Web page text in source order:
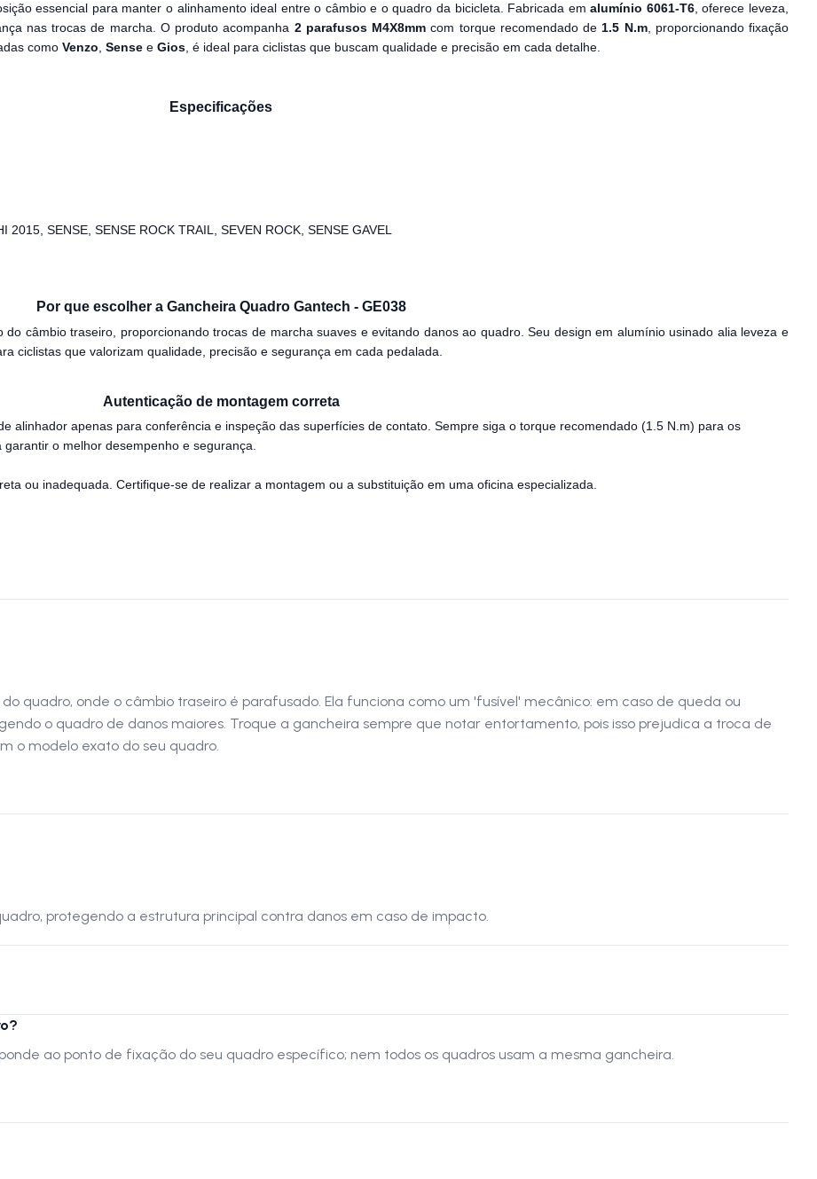
essencial para manter o alinhamento ideal entre o câmbio e o quadro da bicicleta. Fabricada emalumínio 6061-T6, oferece leveza,
nas trocas de marcha. O produto acompanha 2 parafusos M4X8mm com torque recomendado de 1.5 N.m, proporcionando fixação
como Venzo Sense e Gios , é ideal para ciclistas que buscam qualidade e precisão em cada detalhe.
Especificações
2015, SENSE, SENSE ROCK TRAIL, SEVEN ROCK, SENSE GAVEL
Por que escolher a Gancheira Quadro Gantech - GE038
câmbio traseiro, proporcionando trocas de marcha suaves e evitando danos ao quadro. Seu design em alumínio usinado alia leveza e
ciclistas que valorizam qualidade, precisão e segurança em cada pedalada.
Autenticação de montagem correta
alinhador apenas para conferência e inspeção das superfícies de contato. Sempre siga o torque recomendado (1.5 N.m) para os
o melhor desempenho e segurança.
ou inadequada. Certifique-se de realizar a montagem ou a substituição em uma oficina especializada.
quadro, onde o câmbio traseiro é parafusado. Ela funciona como um 'fusível' mecânico: em caso de queda ou
o quadro de danos maiores. Troque a gancheira sempre que notar entortamento, pois isso prejudica a troca de
o modelo exato do seu quadro.
protegendo a estrutura principal contra danos em caso de impacto.
ao ponto de fixação do seu quadro específico; nem todos os quadros usam a mesma gancheira.